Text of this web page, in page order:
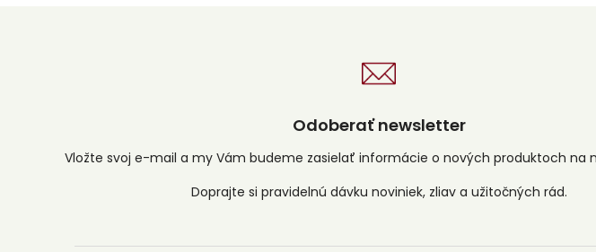
Odoberať newsletter
Vložte svoj e-mail a my Vám budeme zasielať informácie o nových produktoch na